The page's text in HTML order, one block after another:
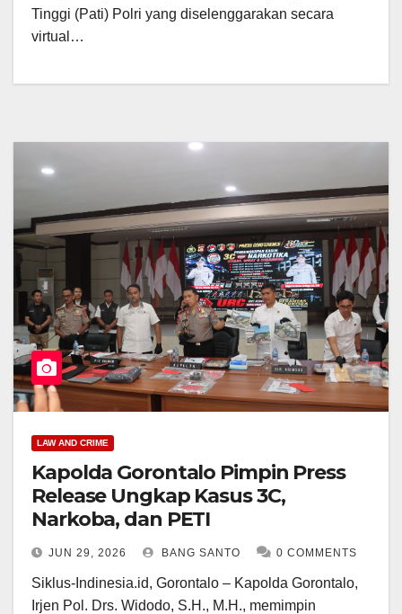
Tinggi (Pati) Polri yang diselenggarakan secara
virtual…
LAW AND CRIME
Kapolda Gorontalo Pimpin Press
Release Ungkap Kasus 3C,
Narkoba, dan PETI
JUN 29, 2026 BANG SANTO 0 COMMENTS
Siklus-Indinesia.id, Gorontalo – Kapolda Gorontalo,
Irjen Pol. Drs. Widodo, S.H., M.H., memimpin